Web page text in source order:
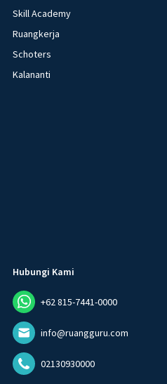
Skill Academy
Ruangkerja
Schoters
Kalananti
Hubungi Kami
+62 815-7441-0000
info@ruangguru.com
02130930000